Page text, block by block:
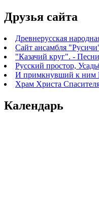
Друзья сайта
Древнерусская
Сайт ансамбля
"Казачий круг". -
Русский простор,
И примкнувший к ним
Храм Христа
Календарь